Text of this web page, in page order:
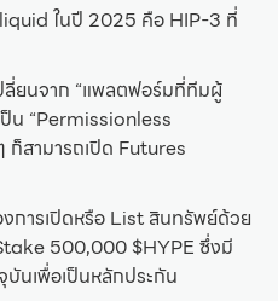
ในปี 2025 คือ HIP-3 ที่
ลี่ยนจาก “แพลตฟอร์มที่ทีมผู้
น “Permissionless
สามารถเปิด Futures
ารเปิดหรือ List สินทรัพย์ด้วย
500,000 $HYPE ซึ่งมี
บันเพื่อเป็นหลักประกัน